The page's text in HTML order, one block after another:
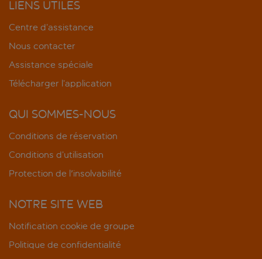
LIENS UTILES
Centre d’assistance
Nous contacter
Assistance spéciale
Télécharger l’application
QUI SOMMES-NOUS
Conditions de réservation
Conditions d’utilisation
Protection de l'insolvabilité
NOTRE SITE WEB
Notification cookie de groupe
Politique de confidentialité